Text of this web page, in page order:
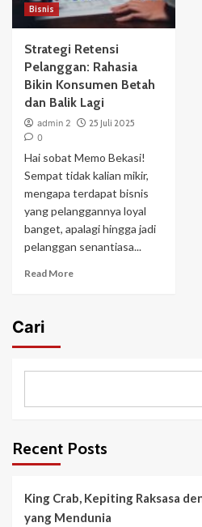
Bisnis
Strategi Retensi
Pelanggan: Rahasia
Bikin Konsumen Betah
dan Balik Lagi
admin 2
25 Juli 2025
0
Hai sobat Memo Bekasi!
Sempat tidak kalian mikir,
mengapa terdapat bisnis
yang pelanggannya loyal
banget, apalagi hingga jadi
pelanggan senantiasa...
Read More
Cari
Recent Posts
King Crab, Kepiting Raksasa
yang Mendunia